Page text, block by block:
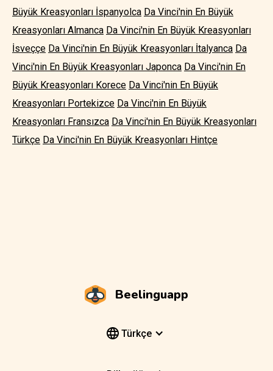
Büyük Kreasyonları İspanyolca Da Vinci'nin En Büyük
Kreasyonları Almanca Da Vinci'nin En Büyük Kreasyonları
İsveççe Da Vinci'nin En Büyük Kreasyonları İtalyanca Da
Vinci'nin En Büyük Kreasyonları Japonca Da Vinci'nin En
Büyük Kreasyonları Korece Da Vinci'nin En Büyük
Kreasyonları Portekizce Da Vinci'nin En Büyük
Kreasyonları Fransızca Da Vinci'nin En Büyük Kreasyonları
Türkçe Da Vinci'nin En Büyük Kreasyonları Hintçe
Beelinguapp
Türkçe